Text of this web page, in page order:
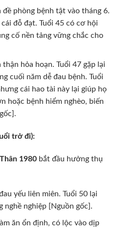
đề phòng bệnh tật vào tháng 6.
đỗ đạt. Tuổi 45 có cơ hội
cố nền tảng vững chắc cho
hỏa hoạn. Tuổi 47 gặp lại
cuối năm dễ đau bệnh. Tuổi
cái hao tài này lại giúp họ
hoặc bệnh hiểm nghèo, biến
trở đi):
1980 bắt đầu hưởng thụ
yếu liên miên. Tuổi 50 lại
nghề nghiệp [Nguồn gốc].
ăn ổn định, có lộc vào dịp